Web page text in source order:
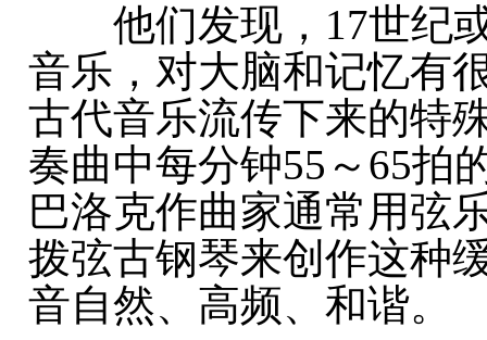
他们发现，17世纪或
音乐，对大脑和记忆有
古代音乐流传下来的特
奏曲中每分钟55～65拍
巴洛克作曲家通常用弦
拨弦古钢琴来创作这种
音自然、高频、和谐。